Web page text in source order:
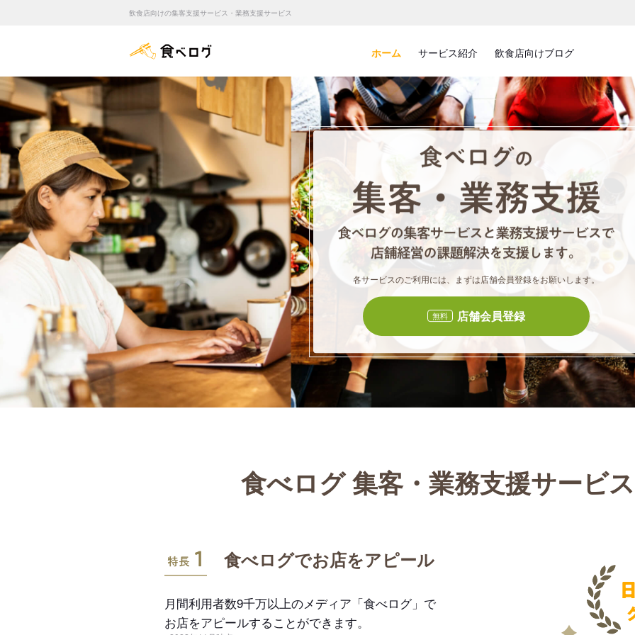
飲食店向けの集客支援サービス・業務支援サービス
ホーム サービス紹介 飲食店向けブログ
食べロ
各サービスのご利用には、まずは店舗会員登録をお願いします。
無料 店舗会員登録
食べログ 集客・業務支援サービ
特長1
食べログでお店をアピール
月間利用者数9千万以上のメディア「食べログ」で
お店をアピールすることができます。